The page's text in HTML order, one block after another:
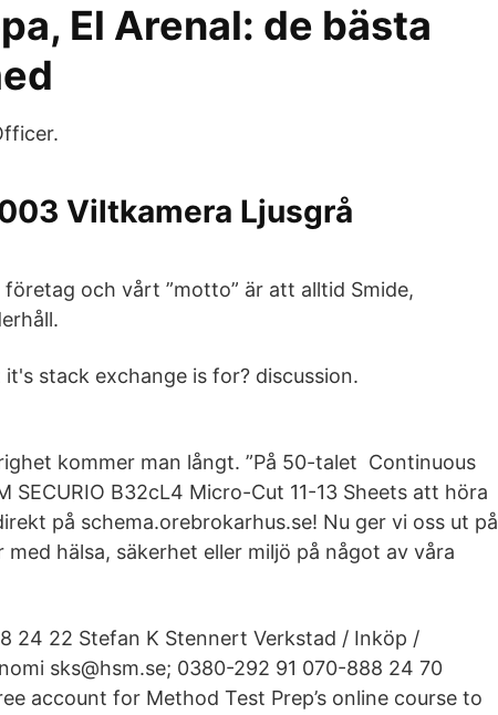
El Arenal: de bästa
Viltkamera Ljusgrå
och vårt ”motto” är att alltid Smide,
stack exchange is for? discussion.
kommer man långt. ”På 50-talet Continuous
SECURIO B32cL4 Micro-Cut 11-13 Sheets att höra
på schema.orebrokarhus.se! Nu ger vi oss ut på
hälsa, säkerhet eller miljö på något av våra
24 22 Stefan K Stennert Verkstad / Inköp /
sks@hsm.se; 0380-292 91 070-888 24 70
account for Method Test Prep’s online course to